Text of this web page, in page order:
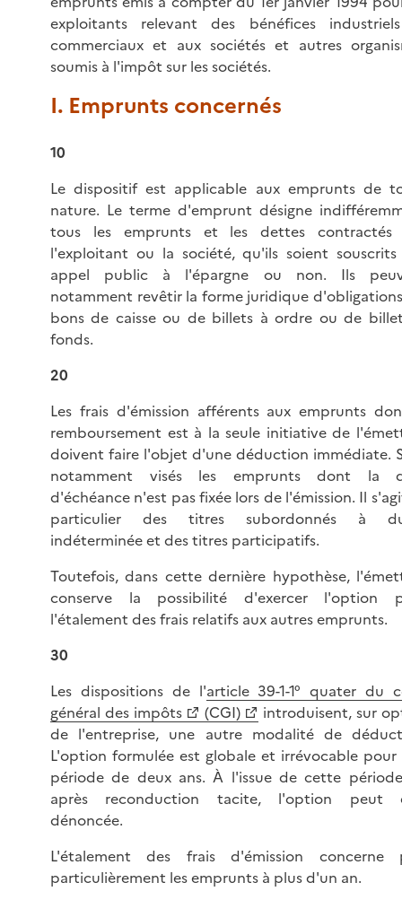
exploitants relevant des bénéfices
commerciaux et aux sociétés et autres
soumis à l'impôt sur les sociétés.
I. Emprunts concernés
10
Le dispositif est applicable aux emprunts de
nature. Le terme d'emprunt désigne
tous les emprunts et les dettes contractés
l'exploitant ou la société, qu'ils soient
appel public à l'épargne ou non. Ils
notamment revêtir la forme juridique
bons de caisse ou de billets à ordre ou de
fonds.
20
Les frais d'émission afférents aux emprunts
remboursement est à la seule initiative de
doivent faire l'objet d'une déduction immédiate.
notamment visés les emprunts dont la
d'échéance n'est pas fixée lors de l'émission. Il
particulier des titres subordonnés à
indéterminée et des titres participatifs.
Toutefois, dans cette dernière hypothèse,
conserve la possibilité d'exercer l'option
l'étalement des frais relatifs aux autres emprunts.
30
Les dispositions de l'article 39-1-1° quater du
général des impôts
(CGI)
introduisent, sur
de l'entreprise, une autre modalité de
L'option formulée est globale et irrévocable pour
période de deux ans. À l'issue de cette
après reconduction tacite, l'option peut
dénoncée.
L'étalement des frais d'émission concerne
particulièrement les emprunts à plus d'un an.